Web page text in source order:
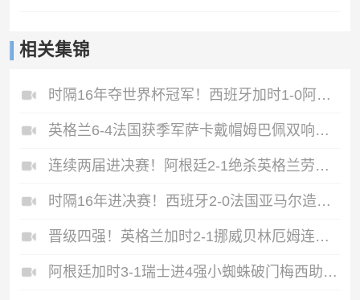
相关集锦
时隔16年夺世界杯冠军！西班牙加时1-0阿根廷费兰制胜恩佐染红
英格兰6-4法国获季军萨卡戴帽姆巴佩双响创纪录奥利塞2助+失良机
连续两届进决赛！阿根廷2-1绝杀英格兰劳塔罗恩佐破门梅西两助攻
时隔16年进决赛！西班牙2-0法国亚马尔造点奥亚萨瓦尔、波罗破门
晋级四强！英格兰加时2-1挪威贝林厄姆连场双响谢尔德鲁普破门
阿根廷加时3-1瑞士进4强小蜘蛛破门梅西助攻麦卡恩博洛假摔染红